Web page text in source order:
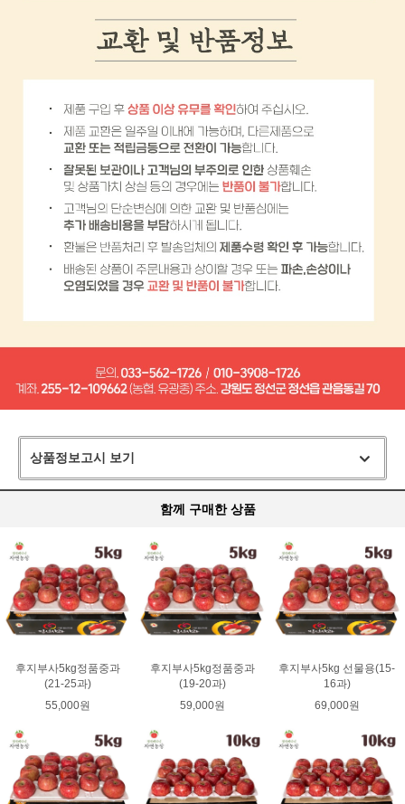
상품정보고시 보기
함께 구매한 상품
후지부사5kg정품중과
(21-25과)
55,000원
후지부사5kg정품중과
(19-20과)
59,000원
후지부사5kg 선물용(15-
16과)
69,000원